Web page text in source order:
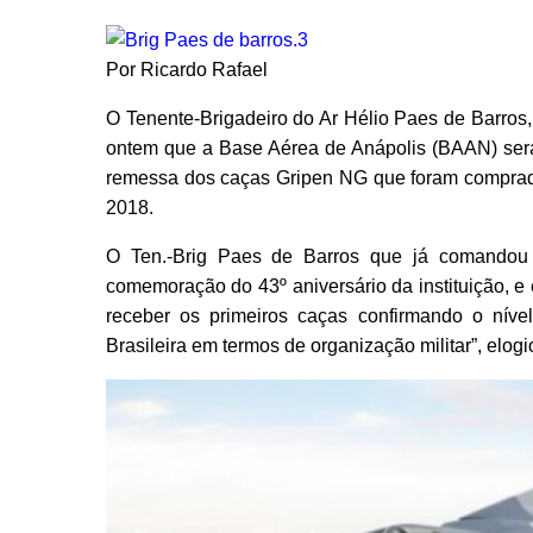
Por Ricardo Rafael
O Tenente-Brigadeiro do Ar Hélio Paes de
ontem que a Base Aérea de Anápolis (BAAN)
remessa dos caças Gripen NG que foram
2018.
O Ten.-Brig Paes de Barros que já
comemoração do 43º aniversário da instituição,
receber os primeiros caças confirmando o
Brasileira em termos de organização militar”,